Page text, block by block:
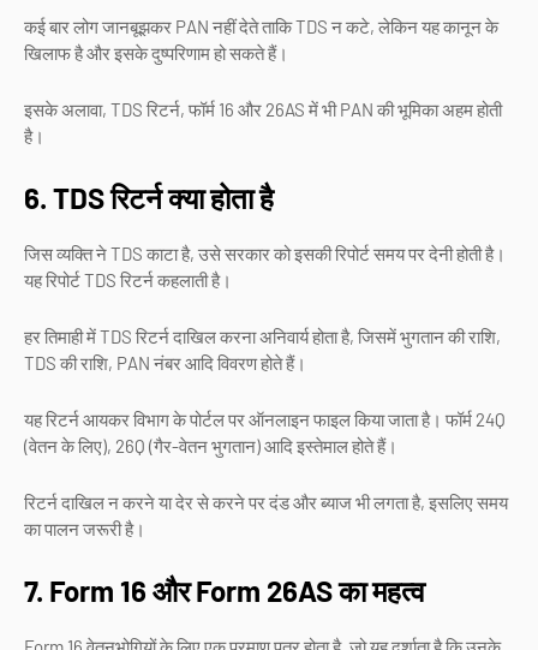
कई बार लोग जानबूझकर PAN नहीं देते ताकि TDS न कटे, लेकिन यह कानून के
खिलाफ है और इसके दुष्परिणाम हो सकते हैं।
इसके अलावा, TDS रिटर्न, फॉर्म 16 और 26AS में भी PAN की भूमिका अहम होती
है।
6. TDS रिटर्न क्या होता है
जिस व्यक्ति ने TDS काटा है, उसे सरकार को इसकी रिपोर्ट समय पर देनी होती है।
यह रिपोर्ट TDS रिटर्न कहलाती है।
हर तिमाही में TDS रिटर्न दाखिल करना अनिवार्य होता है, जिसमें भुगतान की राशि,
TDS की राशि, PAN नंबर आदि विवरण होते हैं।
यह रिटर्न आयकर विभाग के पोर्टल पर ऑनलाइन फाइल किया जाता है। फॉर्म 24Q
(वेतन के लिए), 26Q (गैर-वेतन भुगतान) आदि इस्तेमाल होते हैं।
रिटर्न दाखिल न करने या देर से करने पर दंड और ब्याज भी लगता है, इसलिए समय
का पालन जरूरी है।
7. Form 16 और Form 26AS का महत्व